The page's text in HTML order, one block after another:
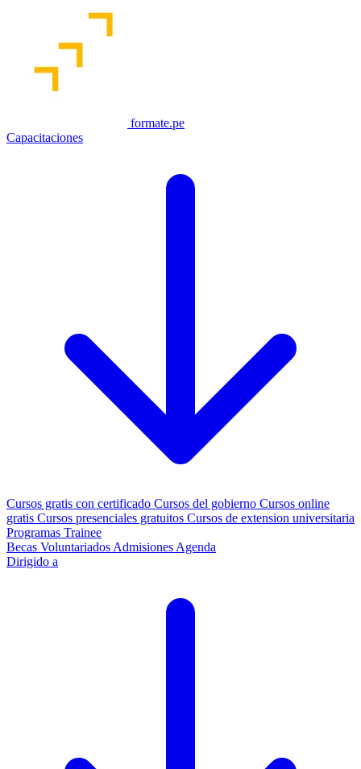
formate.pe
Capacitaciones
Cursos gratis con certificado Cursos del gobierno Cursos online
gratis Cursos presenciales gratuitos Cursos de extension universitaria
Programas Trainee
Becas Voluntariados Admisiones Agenda
Dirigido a